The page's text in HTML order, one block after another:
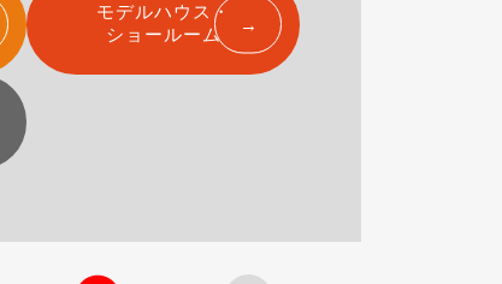
モデルハウス・
ショールーム